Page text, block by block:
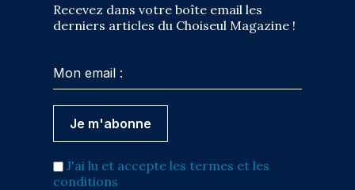
Recevez dans votre boîte email les
derniers articles du Choiseul Magazine !
J'ai lu et accepte les termes et les
conditions